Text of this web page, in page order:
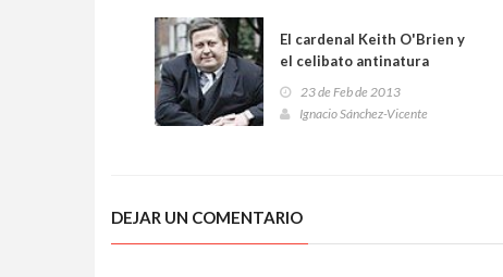
El cardenal Keith O'Brien y
el celibato antinatura
23 de Feb de 2013
Ignacio Sánchez-Vicente
DEJAR UN COMENTARIO